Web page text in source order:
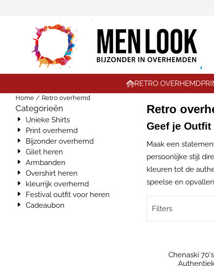
RETRO OVERHEMD
Home / Retro overhemd
Categorieën
Unieke Shirts
Print overhemd
Bijzonder overhemd
Gilet heren
Armbanden
Overshirt heren
kleurrijk overhemd
Festival outfit voor heren
Cadeaubon
Retro
Geef je
Maak een
persoonlijke stijl
kleuren tot de
speelse en
Filters
Chenaski